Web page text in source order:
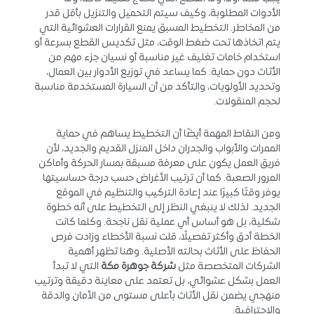
الأدوات المطلوبة، وكيف سيتم التحميل والتنزيل بأقل قدر
من المخاطر. التخطيط المسبق يمنع القرارات العشوائية التي
يتم اتخاذها تحت ضغط الوقت، مثل تكديس القطع بسرعة أو
استخدام خامات تغليف غير مناسبة أو نسيان جزء مهم من
الأثاث دون حماية. كما يساعد في توزيع الأدوار بين العمال،
وتحديد الأولويات، والتأكد من أن السيارة المستخدمة مناسبة
لحجم المنقولات.
ومن النقاط المهمة أيضًا أن التخطيط يساهم في حماية
الممرات والأبواب والجدران داخل المنزل القديم والجديد، لأن
فريق العمل يكون على معرفة مسبقة بمسار الحركة وأماكن
المرور الصعبة. كما أن ترتيب الأغراض حسب درجة حساسيتها
يوفر وقتًا كبيرًا عند إعادة التركيب والتنظيم في الموقع
الجديد. لذلك لا ينبغي النظر إلى التخطيط على أنه خطوة
شكلية، بل هو أساس أي عملية نقل ناجحة. وكلما كانت
الخطة أدق وأكثر تفصيلًا، قلت نسبة الأخطاء وزادت فرص
الحفاظ على الأثاث بحالته الأصلية. وهنا تظهر أهمية
الشركات المتخصصة مثل شركة جوهرة مكة التي لا تبدأ
العمل بشكل عشوائي، بل تعتمد على معاينة دقيقة وترتيب
منهجي يضمن نقل الأثاث بأعلى مستوى من الأمان والدقة
والاحترافية.